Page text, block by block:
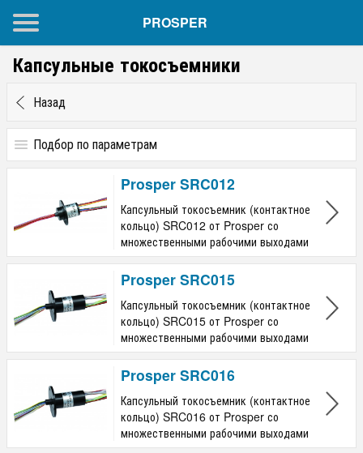
PROSPER
Капсульные токосъемники
Назад
Подбор по параметрам
Кол-во рабочих выходов
от
Кол-во выходов на 2 A
от до
Кол-во выходов на 5А
до
Кол-во выходов на 6 A
от до
Кол-во выходов на 10 A
Prosper SRC012
Капсульный токосъемник (контактное
кольцо) SRC012 от Prosper со
множественными рабочими выходами
Prosper SRC015
Капсульный токосъемник (контактное
кольцо) SRC015 от Prosper со
множественными рабочими выходами
Prosper SRC016
Капсульный токосъемник (контактное
кольцо) SRC016 от Prosper со
множественными рабочими выходами